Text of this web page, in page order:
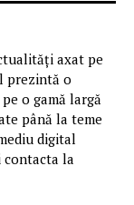
axat pe
prezintă o
o gamă largă
până la teme
digital
la